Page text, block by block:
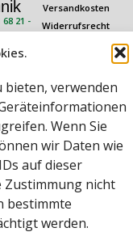
bieten, verwenden
Wenn Sie
wir Daten wie
auf dieser
Zustimmung nicht
bestimmte
werden.
68 21 -
Versandkosten
Widerrufsrecht
Rechtliches
Impressum
B2B-Webshop